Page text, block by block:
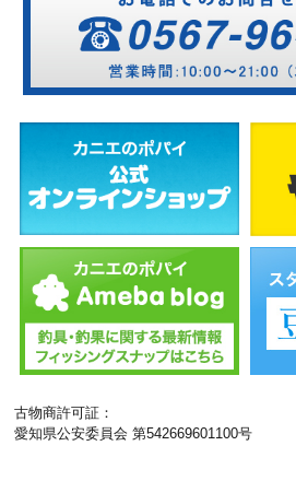
古物商許可証：
愛知県公安委員会 第542669601100号